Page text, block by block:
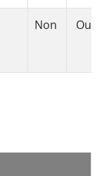
Non Oui